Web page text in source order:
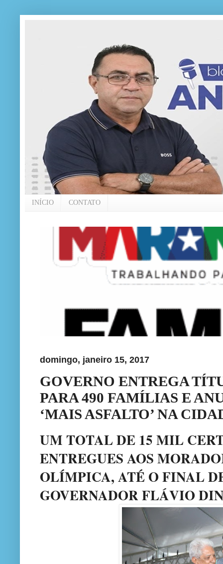
INÍCIO CONTATO
domingo, janeiro 15, 2017
GOVERNO ENTREGA
PARA 490 FAMÍLIAS E
‘MAIS ASFALTO’ NA
UM TOTAL DE 15 MIL
ENTREGUES AOS
OLÍMPICA, ATÉ O FINAL
GOVERNADOR FLÁVIO